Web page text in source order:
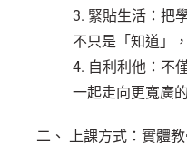
3. 緊貼生活：把
不只是「知道」
4. 自利利他：不
一起走向更寬廣
二、 上課方式：實體